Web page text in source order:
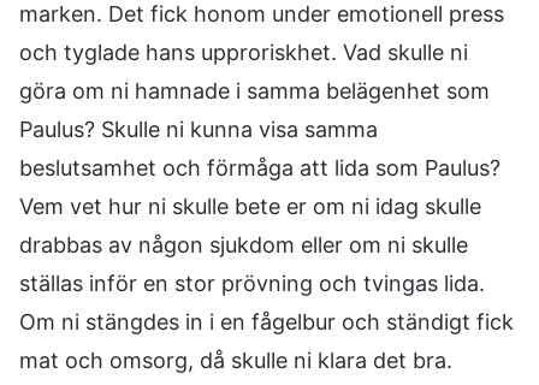
marken. Det fick honom under emotionell press
och tyglade hans upproriskhet. Vad skulle ni
göra om ni hamnade i samma belägenhet som
Paulus? Skulle ni kunna visa samma
beslutsamhet och förmåga att lida som Paulus?
Vem vet hur ni skulle bete er om ni idag skulle
drabbas av någon sjukdom eller om ni skulle
ställas inför en stor prövning och tvingas lida.
Om ni stängdes in i en fågelbur och ständigt fick
mat och omsorg, då skulle ni klara det bra.